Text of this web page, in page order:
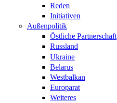
Reden
Initiativen
Außenpolitik
Östliche Partnerschaft
Russland
Ukraine
Belarus
Westbalkan
Europarat
Weiteres